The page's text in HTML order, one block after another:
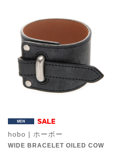
hobo | ホーボー
WIDE BRACELET OILED COW